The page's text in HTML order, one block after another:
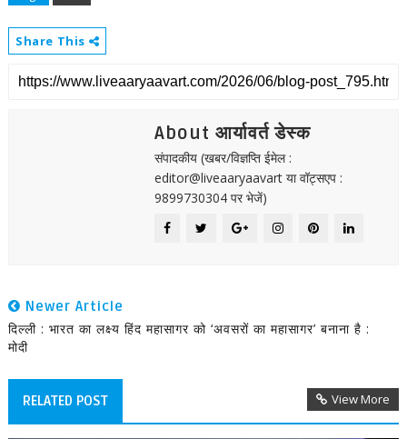
Share This
About आर्यावर्त डेस्क
संपादकीय (खबर/विज्ञप्ति ईमेल :
editor@liveaaryaavart या वॉट्सएप :
9899730304 पर भेजें)
Newer Article
दिल्ली : भारत का लक्ष्य हिंद महासागर को ‘अवसरों का महासागर’ बनाना है :
मोदी
RELATED POST View More